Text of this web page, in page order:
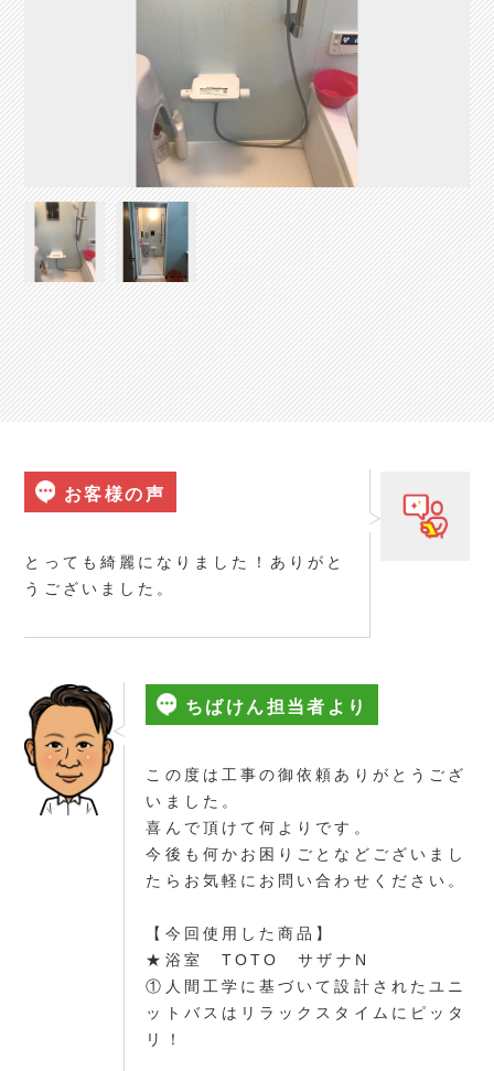
お客様の声
とっても綺麗になりました！ありがと
うございました。
ちばけん担当者より
この度は工事の御依頼ありがとうござ
いました。
喜んで頂けて何よりです。
今後も何かお困りごとなどございまし
たらお気軽にお問い合わせください。
【今回使用した商品】
★浴室 TOTO サザナN
①人間工学に基づいて設計されたユニ
ットバスはリラックスタイムにピッタ
リ！